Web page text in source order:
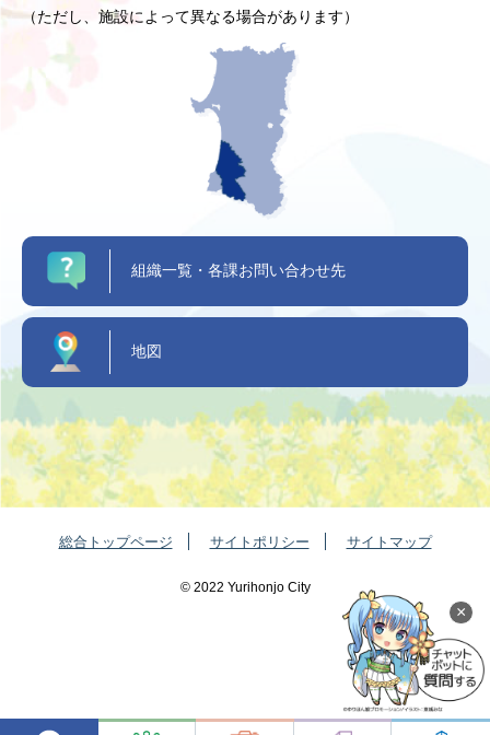
×
（ただし、施設によって異なる場合があります）
組織一覧・各課お問い合わせ先
地図
総合トップページ サイトポリシー サイトマップ
©️ 2022 Yurihonjo City